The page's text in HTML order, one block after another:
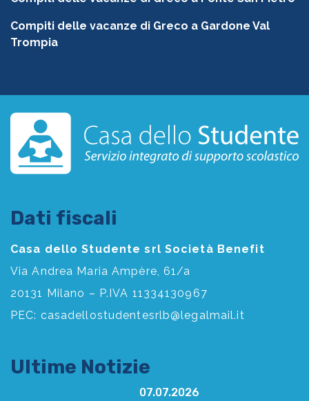
Compiti delle vacanze di Greco a Gardone Val
Trompia
Dati fiscali
Casa dello Studente srl Società Benefit
Via Andrea Maria Ampère, 61/a
20131 Milano – P.IVA 11334130967
PEC: casadellostudentesrlb@legalmail.it
Ultime Notizie
07.07.2026